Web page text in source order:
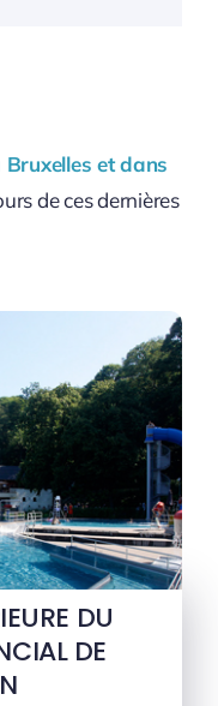
et dans
de ces dernières
DU
DE